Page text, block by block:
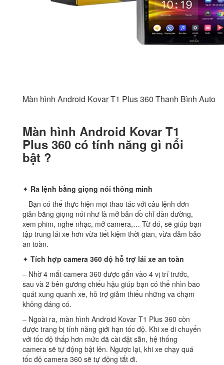
Màn hình Android Kovar T1 Plus 360 Thanh Bình Auto
Màn hình Android Kovar T1
Plus 360 có tính năng gì nổi
bật ?
✦ Ra lệnh bằng giọng nói thông minh
– Bạn có thể thực hiện mọi thao tác với câu lệnh đơn
giản bằng giọng nói như là mở bản đồ chỉ dẫn đường,
xem phim, nghe nhạc, mở camera,… Từ đó, sẽ giúp bạn
tập trung lái xe hơn vừa tiết kiệm thời gian, vừa đảm bảo
an toàn.
✦ Tích hợp camera 360 độ hỗ trợ lái xe an toàn
– Nhờ 4 mắt camera 360 được gắn vào 4 vị trí trước,
sau và 2 bên gương chiếu hậu giúp bạn có thể nhìn bao
quát xung quanh xe, hỗ trợ giảm thiểu những va chạm
không đáng có.
– Ngoài ra, màn hình Android Kovar T1 Plus 360 còn
được trang bị tính năng giới hạn tốc độ. Khi xe di chuyển
với tốc độ thấp hơn mức đã cài đặt sẵn, hệ thống
camera sẽ tự động bật lên. Ngược lại, khi xe chạy quá
tốc độ camera 360 sẽ tự động tắt đi.